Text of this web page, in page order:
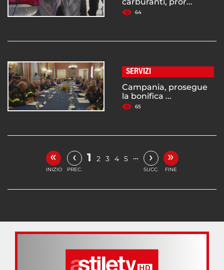
64
SERVIZI
Campania, prosegue
la bonifica ...
65
«
INIZIO
‹
PREC.
1 2 3 4 5 … ›
SUCC.
»
FINE